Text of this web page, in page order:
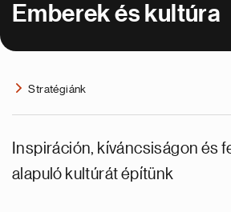
Emberek és kultúra
Stratégiánk
Inspiráción, kíváncsiságon és
alapuló kultúrát építünk